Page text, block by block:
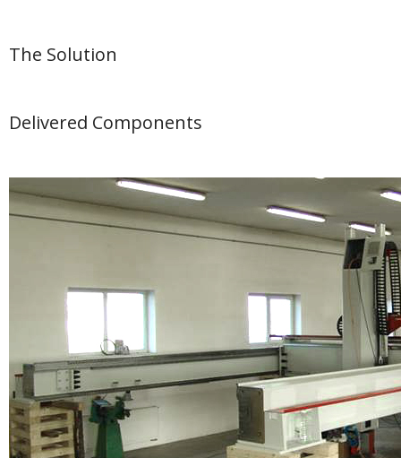
The Solution
Delivered Components